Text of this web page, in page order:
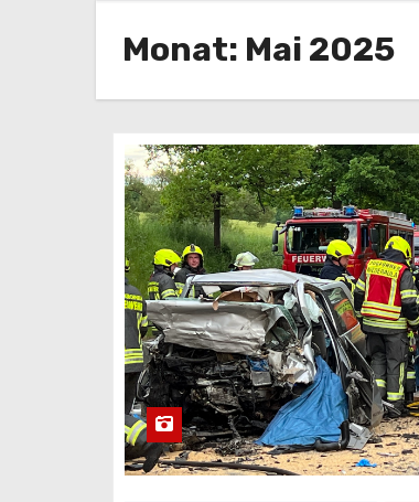
Monat: Mai 2025